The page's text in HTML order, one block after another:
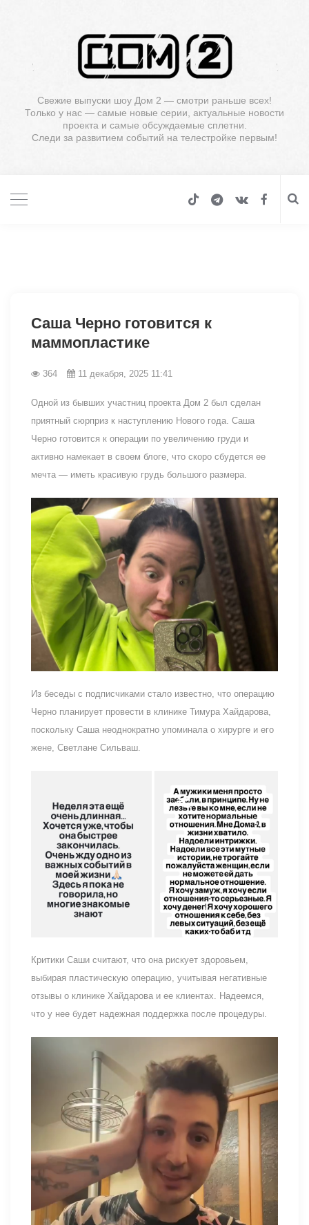
Свежие выпуски шоу Дом 2 — смотри раньше всех!
Только у нас — самые новые серии, актуальные новости
проекта и самые обсуждаемые сплетни.
Следи за развитием событий на телестройке первым!
Саша Черно готовится к
маммопластике
364 11 декабря, 2025 11:41
Одной из бывших участниц проекта Дом 2 был сделан
приятный сюрприз к наступлению Нового года. Саша
Черно готовится к операции по увеличению груди и
активно намекает в своем блоге, что скоро сбудется ее
мечта — иметь красивую грудь большого размера.
Из беседы с подписчиками стало известно, что операцию
Черно планирует провести в клинике Тимура Хайдарова,
поскольку Саша неоднократно упоминала о хирурге и его
жене, Светлане Сильваш.
Критики Саши считают, что она рискует здоровьем,
выбирая пластическую операцию, учитывая негативные
отзывы о клинике Хайдарова и ее клиентах. Надеемся,
что у нее будет надежная поддержка после процедуры.